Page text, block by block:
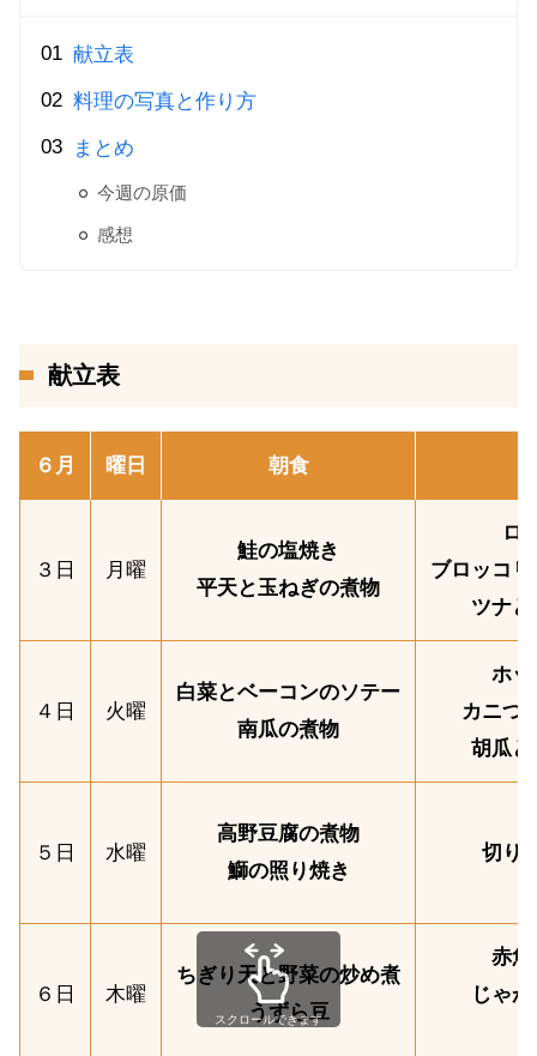
献立表
料理の写真と作り方
まとめ
今週の原価
感想
献立表
６月 曜日 朝食
３日 月曜
鮭の塩焼き
平天と玉ねぎの煮物
ロ
ブロッコ
ツナ
４日 火曜
白菜とベーコンのソテー
南瓜の煮物
ホッ
カニつ
胡瓜
５日 水曜
高野豆腐の煮物
鰤の照り焼き
切り
６日 木曜
ちぎり天と野菜の炒め煮
うずら豆
赤魚
じゃ
スクロールできます